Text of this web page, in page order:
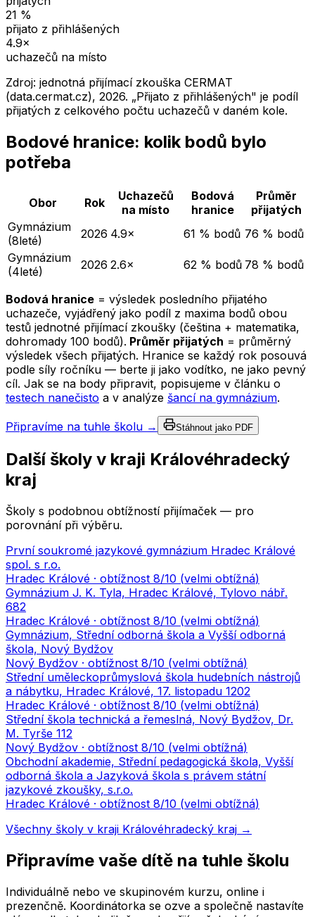
21 %
přijato z přihlášených
4.9×
uchazečů na místo
Zdroj: jednotná přijímací zkouška CERMAT
(data.cermat.cz), 2026. „Přijato z přihlášených" je podíl
přijatých z celkového počtu uchazečů v daném kole.
Bodové hranice: kolik bodů bylo
potřeba
Obor Rok
Uchazečů
na místo
Bodová
hranice
Průměr
přijatých
Gymnázium
(8leté)
2026 4.9× 61 % bodů 76 % bodů
Gymnázium
(4leté)
2026 2.6× 62 % bodů 78 % bodů
Bodová hranice = výsledek posledního přijatého
uchazeče, vyjádřený jako podíl z maxima bodů obou
testů jednotné přijímací zkoušky (čeština + matematika,
dohromady 100 bodů). Průměr přijatých = průměrný
výsledek všech přijatých. Hranice se každý rok posouvá
podle síly ročníku — berte ji jako vodítko, ne jako pevný
cíl. Jak se na body připravit, popisujeme v článku o
testech nanečisto a v analýze šancí na gymnázium.
Připravíme na tuhle školu → Stáhnout jako PDF
Další školy v kraji Královéhradecký
kraj
Školy s podobnou obtížností přijímaček — pro
porovnání při výběru.
První soukromé jazykové gymnázium Hradec Králové
spol. s r.o.
Hradec Králové · obtížnost 8/10 (velmi obtížná)
Gymnázium J. K. Tyla, Hradec Králové, Tylovo nábř.
682
Hradec Králové · obtížnost 8/10 (velmi obtížná)
Gymnázium, Střední odborná škola a Vyšší odborná
škola, Nový Bydžov
Nový Bydžov · obtížnost 8/10 (velmi obtížná)
Střední uměleckoprůmyslová škola hudebních nástrojů
a nábytku, Hradec Králové, 17. listopadu 1202
Hradec Králové · obtížnost 8/10 (velmi obtížná)
Střední škola technická a řemeslná, Nový Bydžov, Dr.
M. Tyrše 112
Nový Bydžov · obtížnost 8/10 (velmi obtížná)
Obchodní akademie, Střední pedagogická škola, Vyšší
odborná škola a Jazyková škola s právem státní
jazykové zkoušky, s.r.o.
Hradec Králové · obtížnost 8/10 (velmi obtížná)
Všechny školy v kraji Královéhradecký kraj →
Připravíme vaše dítě na tuhle školu
Individuálně nebo ve skupinovém kurzu, online i
prezenčně. Koordinátorka se ozve a společně nastavíte